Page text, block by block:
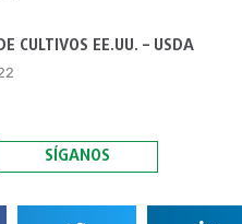
CULTIVOS EE.UU. – USDA
SÍGANOS